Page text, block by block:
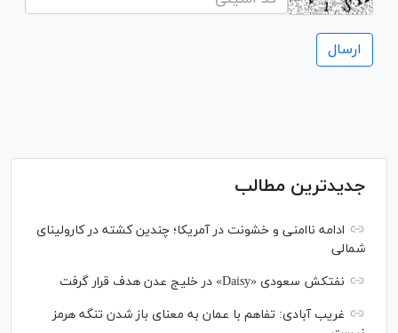
جدیدترین مطالب
ادامه ناامنی و خشونت در آمریکا؛ چندین کشته در کارولینای
شمالی
نفتکش سعودی «Daisy» در خلیج عدن هدف قرار گرفت
غریب آبادی: تفاهم با عمان به معنای باز شدن تنگه هرمز